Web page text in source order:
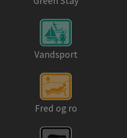
Vandsport
Fred og ro